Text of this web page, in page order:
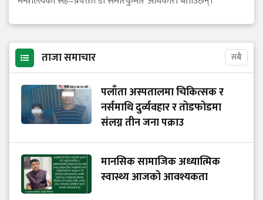
ताजा समाचार सबै
पलाँता अस्पतालमा चिकित्सक र
नर्समाथि दुर्व्यवहार र तोडफोडमा
संलग्न तीन जना पक्राउ
मानसिक सामाजिक अध्यात्मिक
स्वास्थ्य आजको आवश्यकता